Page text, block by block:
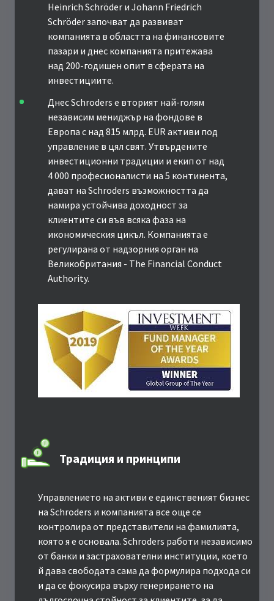
Heinrich Schröder и Johann Friedrich
Schröder започват да развиват
компанията в областта на финансовите
пазари и днес компанията притежава
над 200-годишен опит в сферата на
инвестициите.
Днес Schroders е вторият най-голям
независим мениджър на фондове в
Европа с над 815 млрд. EUR активи под
управление в цял свят. Утвърдените
инвестиционни традиции и екип от над
4 000 професионалисти на 5 континента,
дават на Schroders възможността да
намира устойчива доходност за
клиентите си във всяка фаза на
икономическия цикъл. Компанията е
регулирана от надзорния орган на
Великобритания - The Financial Conduct
Authority.
Традиция и принципи
Управлението на активи е единственият бизнес
на Schroders и компанията все още се
контролира от представители на фамилията,
която я е основала. Schroders работи независимо
от банки и застрахователни институции, което
й дава свободата сама да формулира подхода си
и да се фокусира върху генерирането на